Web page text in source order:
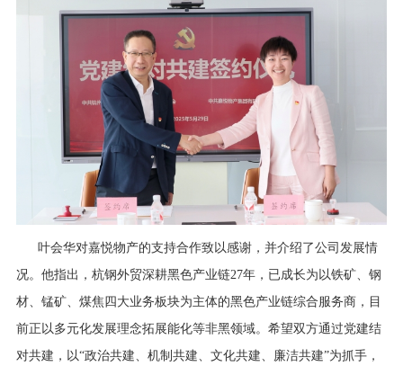
About Us
叶会华对嘉悦物产的支持合作致以感谢，并介绍了公司发展情
况。他指出，杭钢外贸深耕黑色产业链27年，已成长为以铁矿、钢
材、锰矿、煤焦四大业务板块为主体的黑色产业链综合服务商，目
前正以多元化发展理念拓展能化等非黑领域。希望双方通过党建结
对共建，以“政治共建、机制共建、文化共建、廉洁共建”为抓手，